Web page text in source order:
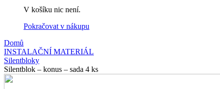
V košíku nic není.
Pokračovat v nákupu
Domů
INSTALAČNÍ MATERIÁL
Silentbloky
Silentblok – konus – sada 4 ks